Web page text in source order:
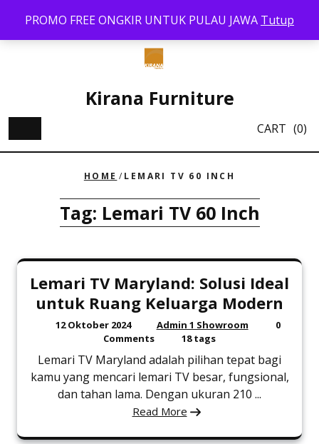
PROMO FREE ONGKIR UNTUK PULAU JAWA Tutup
content
Kirana Furniture
CART (0)
HOME / LEMARI TV 60 INCH
Tag: Lemari TV 60 Inch
Lemari TV Maryland: Solusi Ideal
untuk Ruang Keluarga Modern
12 Oktober 2024 Admin 1 Showroom
0
Comments
18 tags
Lemari TV Maryland adalah pilihan tepat bagi
kamu yang mencari lemari TV besar, fungsional,
dan tahan lama. Dengan ukuran 210 ...
Read More